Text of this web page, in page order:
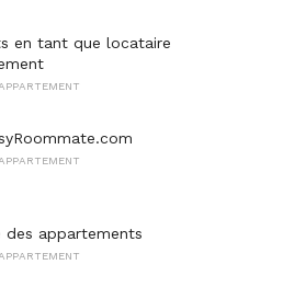
en tant que locataire
des appartements